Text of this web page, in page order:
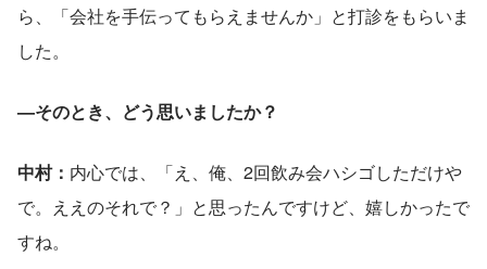
ら、「会社を手伝ってもらえませんか」と打診をもらいま
した。
—そのとき、どう思いましたか？
中村： 内心では、「え、俺、2回飲み会ハシゴしただけや
で。ええのそれで？」と思ったんですけど、嬉しかったで
すね。